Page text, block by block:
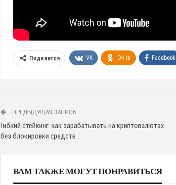
Поделится VK OK.ru Facebook
ПРЕДЫДУЩАЯ ЗАПИСЬ
Гибкий стейкинг: как зарабатывать на криптовалютах
без блокировки средств
ВАМ ТАКЖЕ МОГУТ ПОНРАВИТЬСЯ